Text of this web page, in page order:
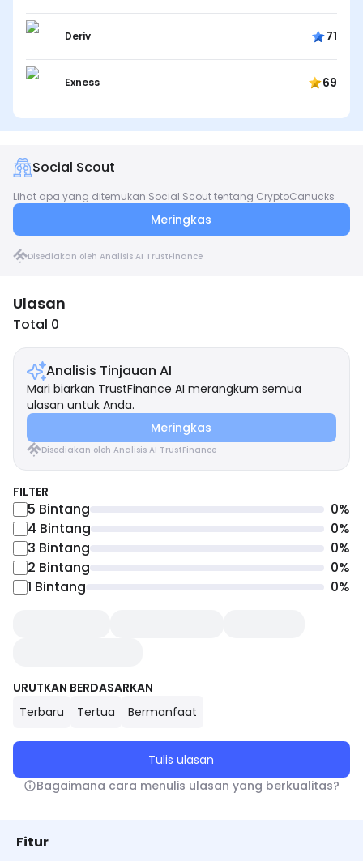
Deriv 71
Exness 69
Social Scout
Lihat apa yang ditemukan Social Scout tentang CryptoCanucks
Meringkas
Disediakan oleh Analisis AI TrustFinance
Ulasan
Total 0
Analisis Tinjauan AI
Mari biarkan TrustFinance AI merangkum semua
ulasan untuk Anda.
Meringkas
Disediakan oleh Analisis AI TrustFinance
FILTER
5 Bintang 0%
4 Bintang 0%
3 Bintang 0%
2 Bintang 0%
1 Bintang 0%
URUTKAN BERDASARKAN
Terbaru
Tertua Bermanfaat
Tulis ulasan
Bagaimana cara menulis ulasan yang berkualitas?
Fitur